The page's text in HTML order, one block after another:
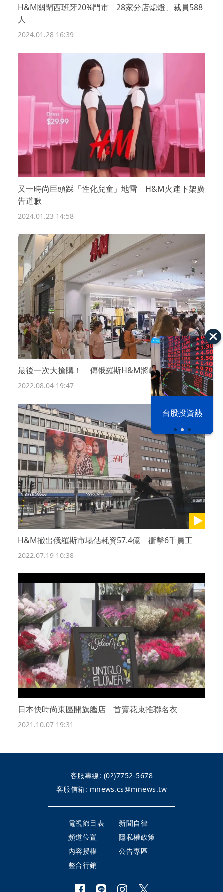
台股投資熱
H&M關閉西班牙20%門市 28家分店熄燈、裁員588
人
2024.01.28 16:39
又一時尚巨頭踩「性化兒童」地雷 H&M火速下架廣
告道歉
2024.01.23 14:58
最後一次大搶購！ 傳俄羅斯H&M將轉手俄企
2022.08.04 19:47
H&M撤出俄羅斯市場估耗資57.4億 衝擊6千員工
2022.07.19 10:38
日本快時尚東區開旗艦店 首賣花束推聯名衣
2021.10.07 19:31
客服專線: (02)7752-5678
客服信箱: mnews.cs@mnews.tw
電視節目表
新聞自律
頻道位置
隱私權政策
內容授權
公告專區
整合行銷